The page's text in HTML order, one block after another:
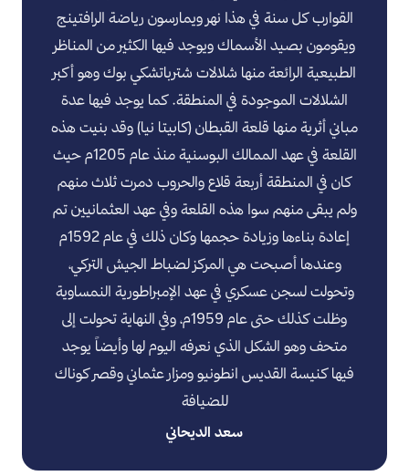
القوارب كل سنة في هذا نهر ويمارسون رياضة الرافتينج
ويقومون بصيد الأسماك ويوجد فيها الكثير من المناظر
الطبيعية الرائعة منها شلالات شترباتشكي بوك وهو أكبر
الشلالات الموجودة في المنطقة. كما يوجد فيها عدة
مباني أثرية منها قلعة القبطان (كابيتا نيا) وقد بنيت هذه
القلعة في عهد الممالك البوسنية منذ عام 1205م حيث
كان في المنطقة أربعة قلاع والحروب دمرت ثلاث منهم
ولم يبقى منهم سوا هذه القلعة وفي عهد العثمانيين تم
إعادة بناءها وزيادة حجمها وكان ذلك في عام 1592م
وعندها أصبحت هي المركز لضباط الجيش التركي،
وتحولت لسجن عسكري في عهد الإمبراطورية النمساوية
وظلت كذلك حتى عام 1959م، وفي النهاية تحولت إلى
متحف وهو الشكل الذي نعرفه اليوم لها وأيضاً يوجد
فيها كنيسة القديس انطونيو ومزار عثماني وقصر كوناك
للضيافة
سعد الديحاني